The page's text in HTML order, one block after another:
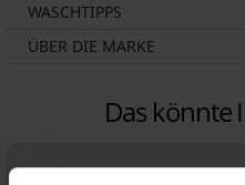
WASCHTIPPS
ÜBER DIE MARKE
Das könnte